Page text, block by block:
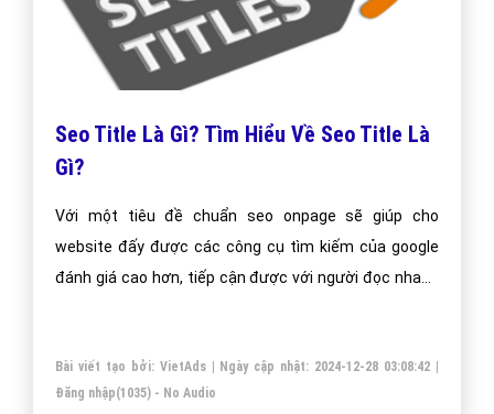
Seo Title Là Gì? Tìm Hiểu Về Seo Title Là
Gì?
Với một tiêu đề chuẩn seo onpage sẽ giúp cho
website đấy được các công cụ tìm kiếm của google
đánh giá cao hơn, tiếp cận được với người đọc nhanh
Bài viết tạo bởi: VietAds| Ngày cập nhật: 2024-12-28 03:08:42 |
Đăng nhập(1035) - No Audio